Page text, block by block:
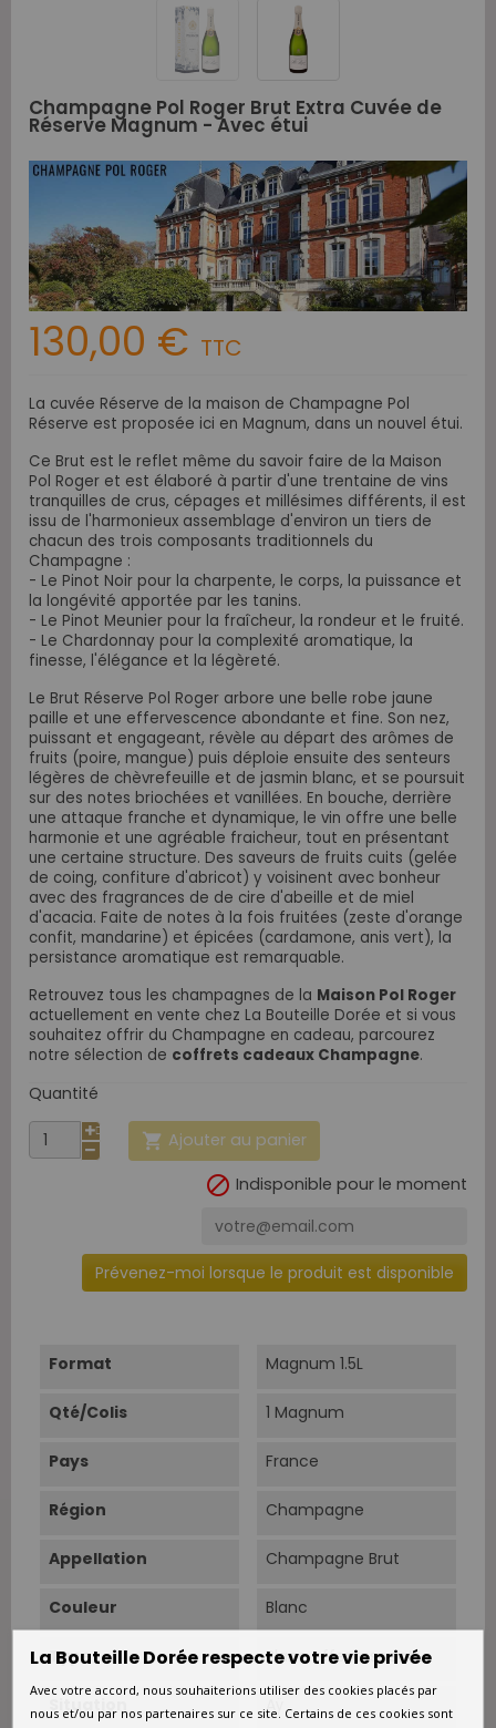
Champagne Pol Roger Brut Extra Cuvée de
Réserve Magnum - Avec étui
130,00 € TTC
La cuvée Réserve de la maison de Champagne Pol
Réserve est proposée ici en Magnum, dans un nouvel étui.
Ce Brut est le reflet même du savoir faire de la Maison
Pol Roger et est élaboré à partir d'une trentaine de vins
tranquilles de crus, cépages et millésimes différents, il est
issu de l'harmonieux assemblage d'environ un tiers de
chacun des trois composants traditionnels du
Champagne :
- Le Pinot Noir pour la charpente, le corps, la puissance et
la longévité apportée par les tanins.
- Le Pinot Meunier pour la fraîcheur, la rondeur et le fruité.
- Le Chardonnay pour la complexité aromatique, la
finesse, l'élégance et la légèreté.
Le Brut Réserve Pol Roger arbore une belle robe jaune
paille et une effervescence abondante et fine. Son nez,
puissant et engageant, révèle au départ des arômes de
fruits (poire, mangue) puis déploie ensuite des senteurs
légères de chèvrefeuille et de jasmin blanc, et se poursuit
sur des notes briochées et vanillées. En bouche, derrière
une attaque franche et dynamique, le vin offre une belle
harmonie et une agréable fraicheur, tout en présentant
une certaine structure. Des saveurs de fruits cuits (gelée
de coing, confiture d'abricot) y voisinent avec bonheur
avec des fragrances de de cire d'abeille et de miel
d'acacia. Faite de notes à la fois fruitées (zeste d'orange
confit, mandarine) et épicées (cardamone, anis vert), la
persistance aromatique est remarquable.
Retrouvez tous les champagnes de la Maison Pol Roger
actuellement en vente chez La Bouteille Dorée et si vous
souhaitez offrir du Champagne en cadeau, parcourez
notre sélection de coffrets cadeaux Champagne.
Quantité
 Ajouter au panier
 Indisponible pour le moment
Prévenez-moi lorsque le produit est disponible
Format Magnum 1.5L
Qté/Colis 1 Magnum
Pays France
Région Champagne
Appellation Champagne Brut
Couleur Blanc
Type Blanc effervescent
Situation Aÿ
La Bouteille Dorée respecte votre vie privée
Avec votre accord, nous souhaiterions utiliser des cookies placés par
nous et/ou par nos partenaires sur ce site. Certains de ces cookies sont